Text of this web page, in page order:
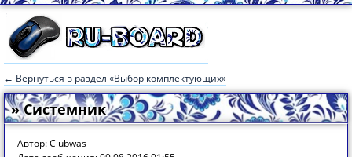
← Вернуться в раздел «Выбор комплектующих»
» Системник
Автор: Clubwas